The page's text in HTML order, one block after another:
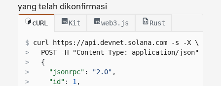
yang telah dikonfirmasi
cURL Kit web3.js Rust
$ curl https://api.devnet.solana.com -s -X \
>
POST -H "Content-Type: application/json" -d
>
{
>
"jsonrpc" : "2.0" ,
>
"id" : 1 ,